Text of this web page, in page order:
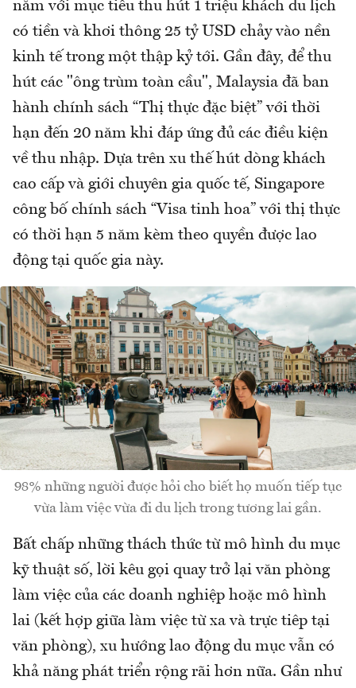
năm với mục tiêu thu hút 1 triệu khách du lịch
có tiền và khơi thông 25 tỷ USD chảy vào nền
kinh tế trong một thập kỷ tới. Gần đây, để thu
hút các "ông trùm toàn cầu", Malaysia đã ban
hành chính sách “Thị thực đặc biệt” với thời
hạn đến 20 năm khi đáp ứng đủ các điều kiện
về thu nhập. Dựa trên xu thế hút dòng khách
cao cấp và giới chuyên gia quốc tế, Singapore
công bố chính sách “Visa tinh hoa” với thị thực
có thời hạn 5 năm kèm theo quyền được lao
động tại quốc gia này.
98% những người được hỏi cho biết họ muốn tiếp tục
vừa làm việc vừa đi du lịch trong tương lai gần.
Bất chấp những thách thức từ mô hình du mục
kỹ thuật số, lời kêu gọi quay trở lại văn phòng
làm việc của các doanh nghiệp hoặc mô hình
lai (kết hợp giữa làm việc từ xa và trực tiêp tại
văn phòng), xu hướng lao động du mục vẫn có
khả năng phát triển rộng rãi hơn nữa. Gần như